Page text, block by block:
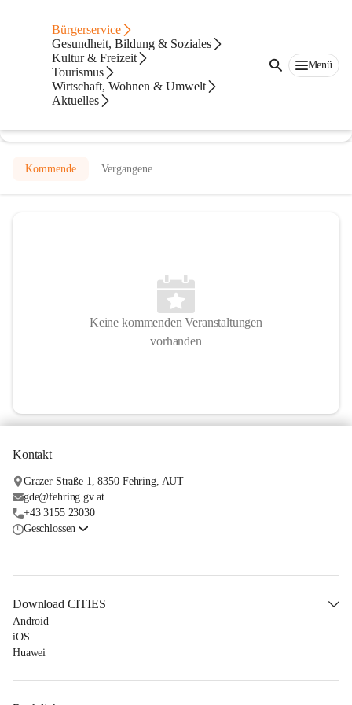
Bürgerservice
Gesundheit, Bildung & Soziales
Kultur & Freizeit
Tourismus
Wirtschaft, Wohnen & Umwelt
Aktuelles
Menü
Freiwillige Feuerwehr Johnsdorf-
Brunn
@freiwillige-feuerwehr-johnsdorf-brunn
Feuerwehr
Kommende Vergangene
Keine kommenden Veranstaltungen
vorhanden
Kontakt
Grazer Straße 1, 8350 Fehring, AUT
gde@fehring.gv.at
+43 3155 23030
Geschlossen
Download CITIES
Android
iOS
Huawei